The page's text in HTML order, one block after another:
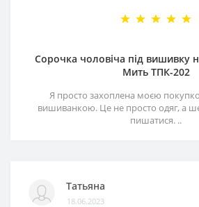
Сорочка чоловіча під вишивку
Мить ТПК-202
Я просто захоплена моєю
вишиванкою. Це не просто одяг, а
пишатися. ..
Татьяна
18.06.2023